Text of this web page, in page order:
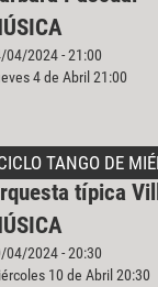
04/2024 - 21:00
4 de Abril 21:00
TANGO DE
típica
04/2024 - 20:30
10 de Abril 20:30